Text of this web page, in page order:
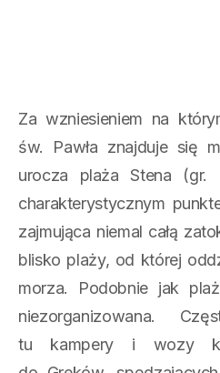
Za wzniesieniem na
św. Pawła znajduje się
urocza plaża Stena (gr.
charakterystycznym
zajmująca niemal całą
blisko plaży, od której
morza. Podobnie jak
niezorganizowana.
tu kampery i wozy